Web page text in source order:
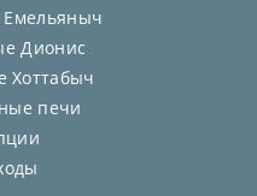
Дионис
Хоттабыч
печи